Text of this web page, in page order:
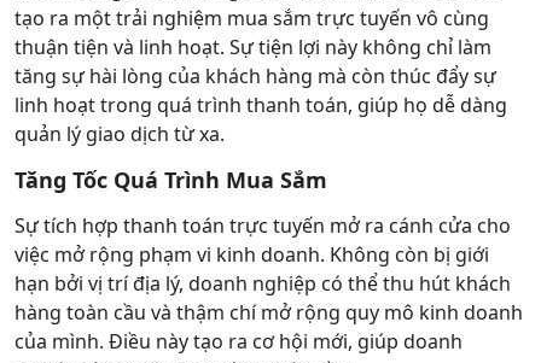
tạo ra một trải nghiệm mua sắm trực tuyến vô cùng
thuận tiện và linh hoạt. Sự tiện lợi này không chỉ làm
tăng sự hài lòng của khách hàng mà còn thúc đẩy sự
linh hoạt trong quá trình thanh toán, giúp họ dễ dàng
quản lý giao dịch từ xa.
Tăng Tốc Quá Trình Mua Sắm
Sự tích hợp thanh toán trực tuyến mở ra cánh cửa cho
việc mở rộng phạm vi kinh doanh. Không còn bị giới
hạn bởi vị trí địa lý, doanh nghiệp có thể thu hút khách
hàng toàn cầu và thậm chí mở rộng quy mô kinh doanh
của mình. Điều này tạo ra cơ hội mới, giúp doanh